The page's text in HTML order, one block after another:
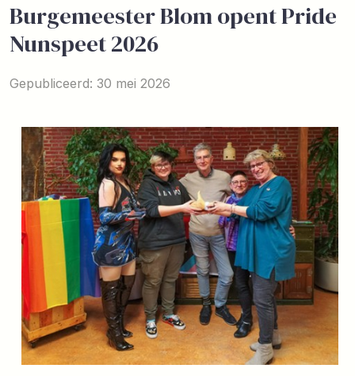
Burgemeester Blom opent Pride
Nunspeet 2026
Gepubliceerd: 30 mei 2026